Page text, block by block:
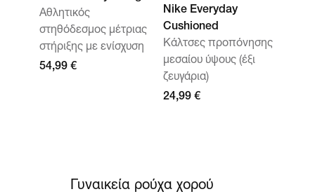
Αθλητικός
στηθόδεσμος μέτριας
στήριξης με ενίσχυση
54,99 €
Nike Everyday
Cushioned
Κάλτσες προπόνησης
μεσαίου ύψους (έξι
ζευγάρια)
24,99 €
Γυναικεία ρούχα χορού